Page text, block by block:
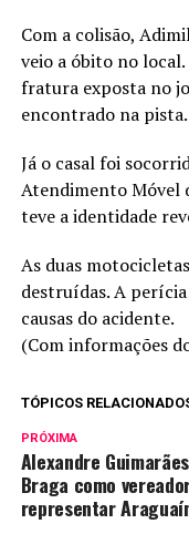
Com a colisão,
veio a óbito no
fratura exposta no
encontrado na pista.
Já o casal foi
Atendimento Móvel
teve a identidade
As duas
destruídas. A
causas do acidente.
(Com informações
TÓPICOS
PRÓXIMA
Alexandre
Braga como
representar